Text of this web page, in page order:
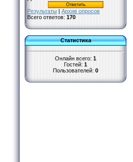
Результаты | Архив опросов
Всего ответов: 170
Статистика
Онлайн всего: 1
Гостей: 1
Пользователей: 0